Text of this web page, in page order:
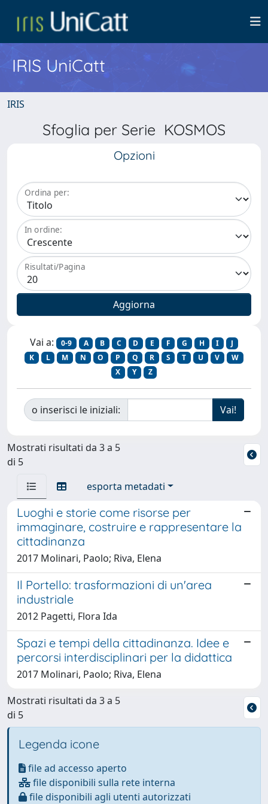
IRIS UniCatt
IRIS
Sfoglia per Serie KOSMOS
Opzioni
Ordina per:
In ordine:
Risultati/Pagina
Vai a: 0-9 A B C D E F G H I
J
K
L M N O P Q R S T U V
W
X
Y Z
o inserisci le iniziali:
Mostrati risultati da 3 a 5
di 5
esporta metadati
Luoghi e storie come risorse per
immaginare, costruire e rappresentare la
cittadinanza
2017 Molinari, Paolo; Riva, Elena
Il Portello: trasformazioni di un'area
industriale
2012 Pagetti, Flora Ida
Spazi e tempi della cittadinanza. Idee e
percorsi interdisciplinari per la didattica
2017 Molinari, Paolo; Riva, Elena
Mostrati risultati da 3 a 5
di 5
Legenda icone
file ad accesso aperto
file disponibili sulla rete interna
file disponibili agli utenti autorizzati